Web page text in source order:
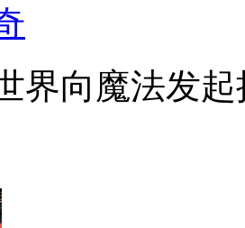
界向魔法发起